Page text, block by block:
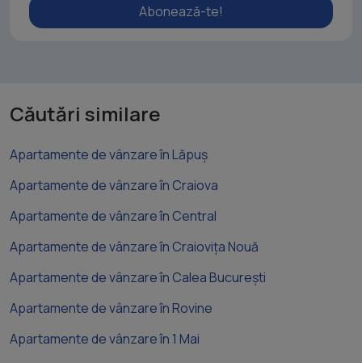
Abonează-te!
Căutări similare
Apartamente de vânzare în Lăpuș
Apartamente de vânzare în Craiova
Apartamente de vânzare în Central
Apartamente de vânzare în Craiovița Nouă
Apartamente de vânzare în Calea București
Apartamente de vânzare în Rovine
Apartamente de vânzare în 1 Mai